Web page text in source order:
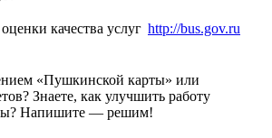
http://bus.gov.ru
«Пушкинской карты» или
Знаете, как улучшить работу
Напишите — решим!